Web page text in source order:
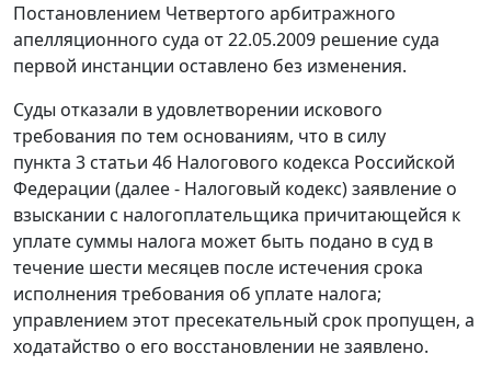
Постановлением Четвертого арбитражного
апелляционного суда от 22.05.2009 решение суда
первой инстанции оставлено без изменения.
Суды отказали в удовлетворении искового
требования по тем основаниям, что в силу
пункта 3 статьи 46 Налогового кодекса Российской
Федерации (далее - Налоговый кодекс) заявление о
взыскании с налогоплательщика причитающейся к
уплате суммы налога может быть подано в суд в
течение шести месяцев после истечения срока
исполнения требования об уплате налога;
управлением этот пресекательный срок пропущен, а
ходатайство о его восстановлении не заявлено.